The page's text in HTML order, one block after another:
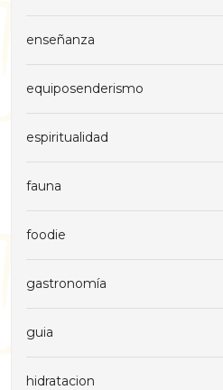
enseñanza
equiposenderismo
espiritualidad
fauna
foodie
gastronomía
guia
hidratacion